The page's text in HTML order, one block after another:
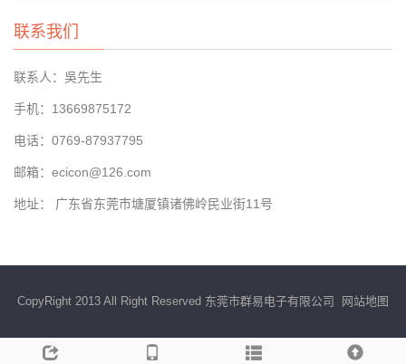
联系我们
联系人：吳先生
手机：13669875172
电话：0769-87937795
邮箱：ecicon@126.com
地址： 广东省东莞市塘厦镇诸佛岭民业街11号
CopyRight 2013 All Right Reserved 东莞市群易电子有限公司 网站地图